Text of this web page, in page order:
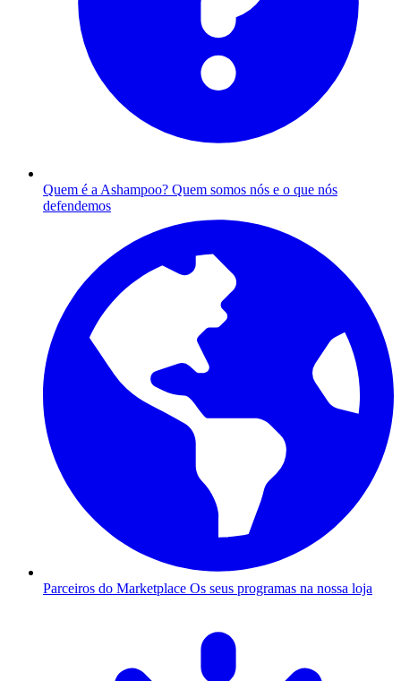
Quem é a Ashampoo? Quem somos nós e o que nós
defendemos
Parceiros do Marketplace Os seus programas na nossa loja